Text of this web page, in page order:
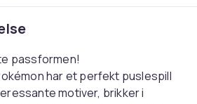
passformen!
har et perfekt puslespill
motiver, brikker i